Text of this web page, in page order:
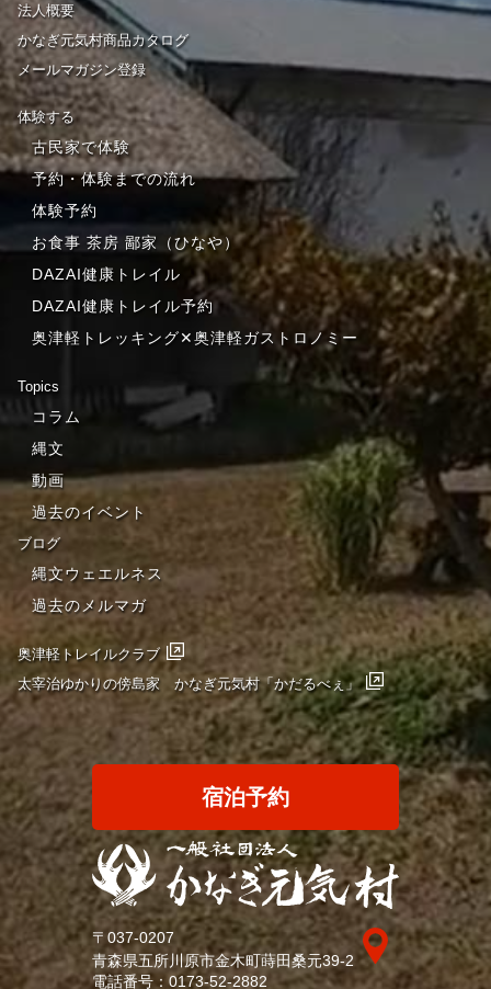
法人概要
かなぎ元気村商品カタログ
メールマガジン登録
体験する
古民家で体験
予約・体験までの流れ
体験予約
お食事 茶房 鄙家（ひなや）
DAZAI健康トレイル
DAZAI健康トレイル予約
奥津軽トレッキング✕奥津軽ガストロノミー
Topics
コラム
縄文
動画
過去のイベント
ブログ
縄文ウェエルネス
過去のメルマガ
奥津軽トレイルクラブ
太宰治ゆかりの傍島家 かなぎ元気村「かだるべぇ」
宿泊予約
〒037-0207
青森県五所川原市金木町蒔田桑元39-2
電話番号：0173-52-2882